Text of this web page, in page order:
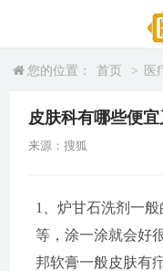
您的位置： 首页 > 医
皮肤科有哪些便宜
来源：搜狐
1、炉甘石洗剂一
等，涂一涂就会好
邦软膏一般皮肤有